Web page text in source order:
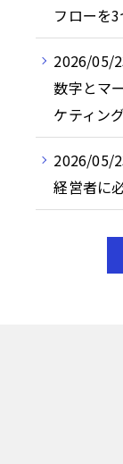
フローを
2026/05/
数字とマ
ケティン
2026/05/
経営者に